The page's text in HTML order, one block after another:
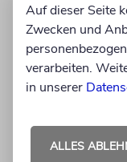
BERLIN
Einsatz
Iris
Die
Kamera,
Auf dieser Seite
Zwecken und
verarbeiten.
in unserer
ALLES